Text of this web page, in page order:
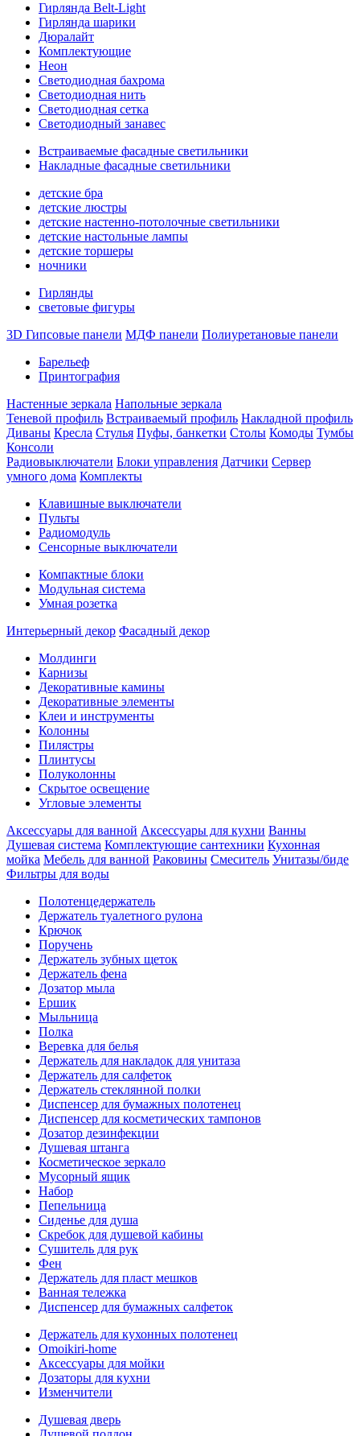
Гирлянда Belt-Light
Гирлянда шарики
Дюралайт
Комплектующие
Неон
Светодиодная бахрома
Светодиодная нить
Светодиодная сетка
Светодиодный занавес
Встраиваемые фасадные светильники
Накладные фасадные светильники
детские бра
детские люстры
детские настенно-потолочные светильники
детские настольные лампы
детские торшеры
ночники
Гирлянды
световые фигуры
3D Гипсовые панели МДФ панели Полиуретановые панели
Барельеф
Принтография
Настенные зеркала Напольные зеркала
Теневой профиль Встраиваемый профиль Накладной профиль
Диваны Кресла Стулья Пуфы, банкетки Столы Комоды Тумбы
Консоли
Радиовыключатели Блоки управления Датчики Сервер
умного дома Комплекты
Клавишные выключатели
Пульты
Радиомодуль
Сенсорные выключатели
Компактные блоки
Модульная система
Умная розетка
Интерьерный декор Фасадный декор
Молдинги
Карнизы
Декоративные камины
Декоративные элементы
Клеи и инструменты
Колонны
Пилястры
Плинтусы
Полуколонны
Скрытое освещение
Угловые элементы
Аксессуары для ванной Аксессуары для кухни Ванны
Душевая система Комплектующие сантехники Кухонная
мойка Мебель для ванной Раковины Смеситель Унитазы/биде
Фильтры для воды
Полотенцедержатель
Держатель туалетного рулона
Крючок
Поручень
Держатель зубных щеток
Держатель фена
Дозатор мыла
Eршик
Мыльница
Полка
Веревка для белья
Держатель для накладок для унитаза
Держатель для салфеток
Держатель стеклянной полки
Диспенсер для бумажных полотенец
Диспенсер для косметических тампонов
Дозатор дезинфекции
Душевая штанга
Косметическое зеркало
Мусорный ящик
Набор
Пепельница
Сиденье для душа
Скребок для душевой кабины
Сушитель для рук
Фен
Держатель для пласт мешков
Ванная тележка
Диспенсер для бумажных салфеток
Держатель для кухонных полотенец
Omoikiri-home
Аксессуары для мойки
Дозаторы для кухни
Изменчители
Душевая дверь